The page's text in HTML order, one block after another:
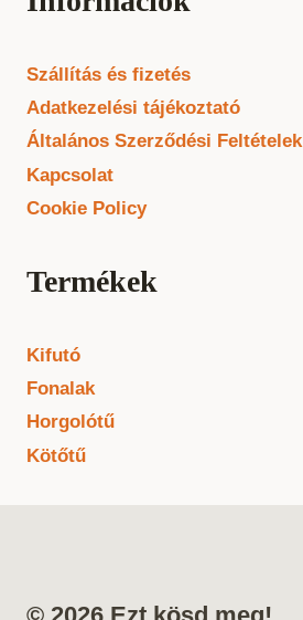
Szállítás és fizetés
Adatkezelési tájékoztató
Általános Szerződési Feltételek
Kapcsolat
Cookie Policy
Termékek
Kifutó
Fonalak
Horgolótű
Kötőtű